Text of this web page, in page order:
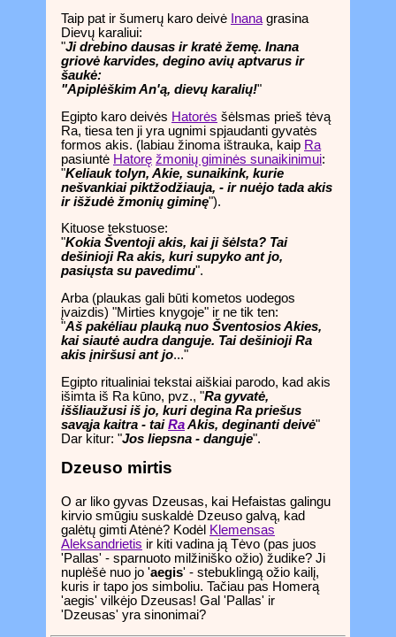
Taip pat ir šumerų karo deivė Inana grasina
Dievų karaliui:
"Ji drebino dausas ir kratė žemę. Inana
griovė karvides, degino avių aptvarus ir
šaukė:
"Apiplėškim An'ą, dievų karalių!"
Egipto karo deivės Hatorės šėlsmas prieš tėvą
Ra, tiesa ten ji yra ugnimi spjaudanti gyvatės
formos akis. (labiau žinoma ištrauka, kaip Ra
pasiuntė Hatorę žmonių giminės sunaikinimui:
"Keliauk tolyn, Akie, sunaikink, kurie
nešvankiai piktžodžiauja, - ir nuėjo tada akis
ir išžudė žmonių giminę").
Kituose tekstuose:
"Kokia Šventoji akis, kai ji šėlsta? Tai
dešinioji Ra akis, kuri supyko ant jo,
pasiųsta su pavedimu".
Arba (plaukas gali būti kometos uodegos
įvaizdis) "Mirties knygoje" ir ne tik ten:
"Aš pakėliau plauką nuo Šventosios Akies,
kai siautė audra danguje. Tai dešinioji Ra
akis įniršusi ant jo..."
Egipto ritualiniai tekstai aiškiai parodo, kad akis
išimta iš Ra kūno, pvz., "Ra gyvatė,
iššliaužusi iš jo, kuri degina Ra priešus
savąja kaitra - taiRaAkis, deginanti deivė"
Dar kitur: "Jos liepsna - danguje".
Dzeuso mirtis
O ar liko gyvas Dzeusas, kai Hefaistas galingu
kirvio smūgiu suskaldė Dzeuso galvą, kad
galėtų gimti Atėnė? Kodėl Klemensas
Aleksandrietis ir kiti vadina ją Tėvo (pas juos
'Pallas' - sparnuoto milžiniško ožio) žudike? Ji
nuplėšė nuo jo 'aegis' - stebuklingą ožio kailį,
kuris ir tapo jos simboliu. Tačiau pas Homerą
'aegis' vilkėjo Dzeusas! Gal 'Pallas' ir
'Dzeusas' yra sinonimai?